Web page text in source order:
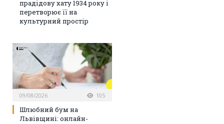
прадідову хату 1934 року і
перетворює її на
культурний простір
09/08/2026 105
Шлюбний бум на
Львівщині: онлайн-